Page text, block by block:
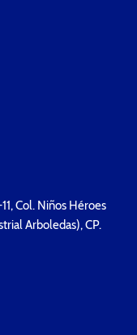
Col. Niños Héroes
Arboledas), CP.